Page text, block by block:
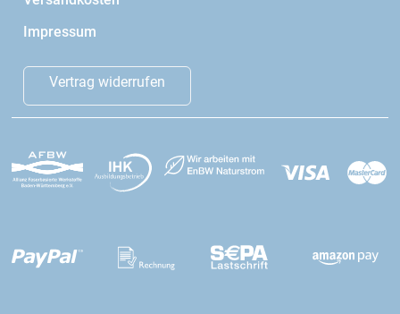
Impressum
Vertrag widerrufen